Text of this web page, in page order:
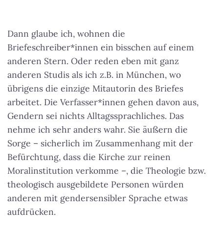
Dann glaube ich, wohnen die
Briefeschreiber*innen ein bisschen auf einem
anderen Stern. Oder reden eben mit ganz
anderen Studis als ich z.B. in München, wo
übrigens die einzige Mitautorin des Briefes
arbeitet. Die Verfasser*innen gehen davon aus,
Gendern sei nichts Alltagssprachliches. Das
nehme ich sehr anders wahr. Sie äußern die
Sorge – sicherlich im Zusammenhang mit der
Befürchtung, dass die Kirche zur reinen
Moralinstitution verkomme –, die Theologie bzw.
theologisch ausgebildete Personen würden
anderen mit gendersensibler Sprache etwas
aufdrücken.